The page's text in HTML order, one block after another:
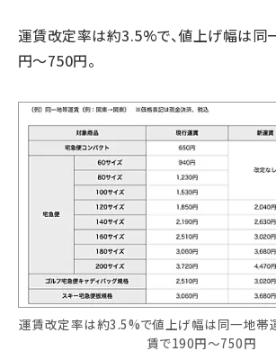
運賃改定率は約3.5%で、値上げ幅は同
円〜750円。
運賃改定率は約3.5%で値上げ幅は同一地帯
賃で190円〜750円